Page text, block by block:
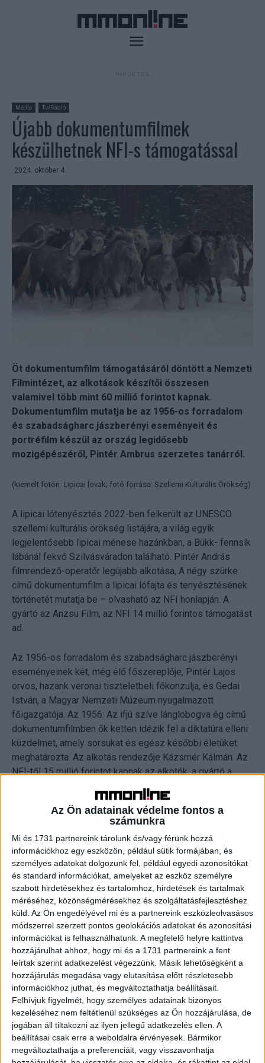
Az Ön adatainak védelme fontos a
számunkra
Mi és 1731 partnereink tárolunk és/vagy férünk hozzá
információkhoz egy eszközön, például sütik formájában, és
személyes adatokat dolgozunk fel, például egyedi azonosítókat
és standard információkat, amelyeket az eszköz személyre
szabott hirdetésekhez és tartalomhoz, hirdetések és tartalmak
méréséhez, közönségmérésekhez és szolgáltatásfejlesztéshez
küld. Az Ön engedélyével mi és a partnereink eszközleolvasásos
módszerrel szerzett pontos geolokációs adatokat és azonosítási
információkat is felhasználhatunk. A megfelelő helyre kattintva
hozzájárulhat ahhoz, hogy mi és a 1731 partnereink a fent
leírtak szerint adatkezelést végezzünk. Másik lehetőségként a
hozzájárulás megadása vagy elutasítása előtt részletesebb
információkhoz juthat, és megváltoztathatja beállításait.
Felhívjuk figyelmét, hogy személyes adatainak bizonyos
kezeléséhez nem feltétlenül szükséges az Ön hozzájárulása, de
jogában áll tiltakozni az ilyen jellegű adatkezelés ellen. A
beállításai csak erre a weboldalra érvényesek. Bármikor
megváltoztathatja a preferenciáit, vagy visszavonhatja
Média Tv/Rádió
Újabb dokumentumfilmek
készülhetnek NFI-s támogatással
2024. október 4.
Öt dokumentumfilm támogatásáról döntött a Nemzeti
Filmintézet, az alkotások készítői összesen
valamivel több mint 60 millió forintot kapnak.
Dokumentumfilm mutatja be az 1956-os forradalom
és szabadságharc jászberényi eseményeit és
portréfilm készül az ország legidősebb
mozigépészéről, Pintér Ambrus szerzetes tanárról.
(kiemelt fotón: Lipicai lovak; fotó forrása: Szellemi Kulturális Örökség)
A lipicai lótenyésztés 2022-ben felkerült az UNESCO
szellemi kulturális örökség listájára, a világ egyik
legjelentősebb lipicai ménese hazánkban, a Bükk- fennsík
lábánál fekvő Szilvásváradon található. Pintér András
filmrendező-operatőr legújabb alkotása, A négy szürke
című dokumentumfilm a lipicai lófajta és tenyésztésének
történetét mutatja be – olvasható az NFI honlapján. A
gyártó az Anzsu Film, az NFI 14 millió forintos támogatást
ad.
Az 1956-os forradalom és szabadságharc jászberényi
eseményeinek két, még élő főszereplője, Pintér Lajos
orvos, hazánk veronai tiszteletbeli főkonzulja, és Gedai
István, a Magyar Nemzeti Múzeum nyugalmazott
főigazgatója. Az 1956: Az ifjú szíve lánglobogva ég című
dokumentumfilmben ők ketten idézik fel a diktatúra elleni
küzdelmet, amely sorsukat és egész későbbi életüket
meghatározta. Az alkotás rendezője Kázsmér Kálmán. Az
NFI-től 15 millió forintot kapnak az alkotók, a gyártó a
Pintér Ambrus szerzetes, tanár, a Pannonhalmi Bencés
legidősebb aktív mozigépésze és filmklub szervezője is.
Idén tartotta gyémántmiséjét, a pappá szentelésének 60.
évfordulója alkalmával tartott hálaadó szentmisét. A
Magasságok és mélységek című nagy sikerű alkotás
rendezője, Csoma Sándor az ünnepi alkalomból beszélget
a népszerű tanárral. A vállalás szabadsága című
dokumentumfilm Ambrus atya visszaemlékezései révén
mutatja be életének sorsfordító pillanatait. A film gyártója
a Hologram Film, az NFI 21 millió forintot biztosít az
alkotóknak.
A Muravidéken kétnyelvű oktatás zajlik, a közoktatásban a
szlovén mellett a magyar kisebbség nyelvén is, felváltva
folyik a tanítás. Gál Anasztázia Kétnyelvű oktatás a
Muravidéken című dokumentumfilmje ezt a sajátos
oktatási módszert mutatja be az azt támogató közösségi